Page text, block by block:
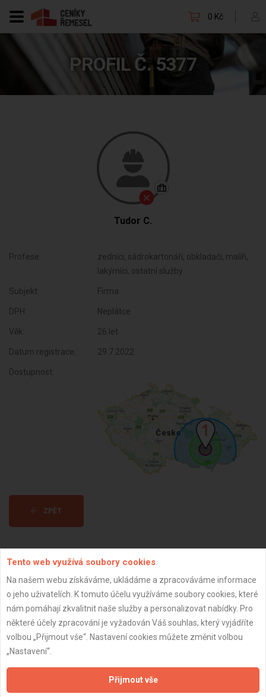
0 Kč
PROFIL Č. 5377
Tudor C.
Profese:
zedníci, sádrokartonáři, obkladači, malíři,
lakýrníci, ostatní služby
Subjekt: Firma
DPH: Neplátce
Věk: 26 let
Datum registrace: 29.7.2022
Dostupnost:
ZPĚT
Důležité informace
Zásady pro používání souborů cookie
Tento web využívá soubory cookies
Na našem webu získáváme, ukládáme a zpracováváme informace
o jeho uživatelích. K tomuto účelu využíváme soubory cookies, které
nám pomáhají zkvalitnit naše služby a personalizovat nabídky. Pro
některé účely zpracování je vyžadován Váš souhlas, který vyjádříte
volbou „Přijmout vše“. Nastavení cookies můžete změnit volbou
„Nastavení“.
Přijmout vše